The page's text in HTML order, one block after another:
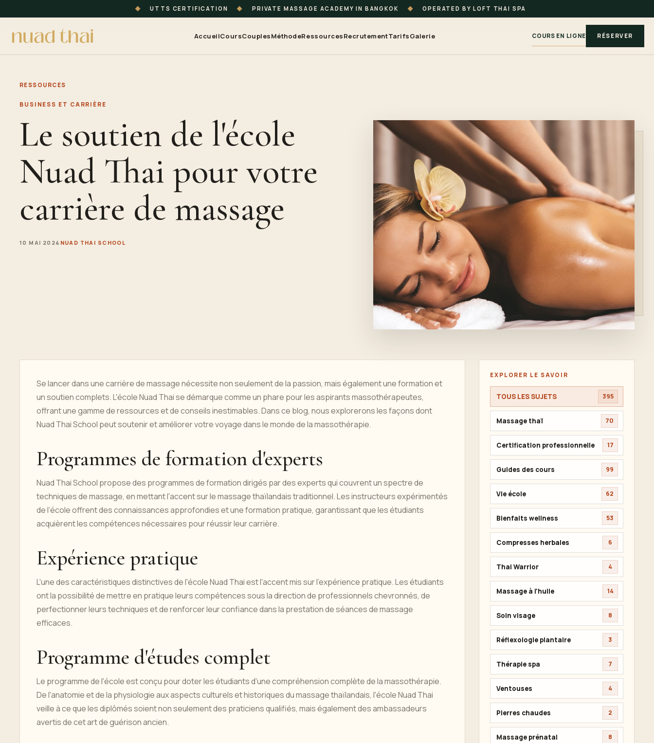
◆ UTTS CERTIFICATION ◆ PRIVATE MASSAGE ACADEMY IN BANGKOK ◆ OPERATED BY LOFT THAI SPA
AccueilCoursCouplesMéthodeRessourcesRecrutementTarifsGalerie COURS EN LIGNE RÉSERVER
RESSOURCES
BUSINESS ET CARRIÈRE
Le soutien de l'école
Nuad Thai pour votre
carrière de massage
10 MAI 2024 NUAD THAI SCHOOL
Se lancer dans une carrière de massage nécessite non seulement de la passion, mais également une formation et
un soutien complets. L'école Nuad Thai se démarque comme un phare pour les aspirants massothérapeutes,
offrant une gamme de ressources et de conseils inestimables. Dans ce blog, nous explorerons les façons dont
Nuad Thai School peut soutenir et améliorer votre voyage dans le monde de la massothérapie.
Programmes de formation d'experts
Nuad Thai School propose des programmes de formation dirigés par des experts qui couvrent un spectre de
techniques de massage, en mettant l'accent sur le massage thaïlandais traditionnel. Les instructeurs expérimentés
de l’école offrent des connaissances approfondies et une formation pratique, garantissant que les étudiants
acquièrent les compétences nécessaires pour réussir leur carrière.
Expérience pratique
L'une des caractéristiques distinctives de l'école Nuad Thai est l'accent mis sur l'expérience pratique. Les étudiants
ont la possibilité de mettre en pratique leurs compétences sous la direction de professionnels chevronnés, de
perfectionner leurs techniques et de renforcer leur confiance dans la prestation de séances de massage
efficaces.
Programme d'études complet
Le programme de l'école est conçu pour doter les étudiants d'une compréhension complète de la massothérapie.
De l'anatomie et de la physiologie aux aspects culturels et historiques du massage thaïlandais, l'école Nuad Thai
veille à ce que les diplômés soient non seulement des praticiens qualifiés, mais également des ambassadeurs
avertis de cet art de guérison ancien.
EXPLORER LE SAVOIR
TOUS LES SUJETS 395
Massage thaï 70
Certification professionnelle 17
Guides des cours 99
Vie école 62
Bienfaits wellness 53
Compresses herbales 6
Thai Warrior 4
Massage à l'huile 14
Soin visage 8
Réflexologie plantaire 3
Thérapie spa 7
Ventouses 4
Pierres chaudes 2
Massage prénatal 8